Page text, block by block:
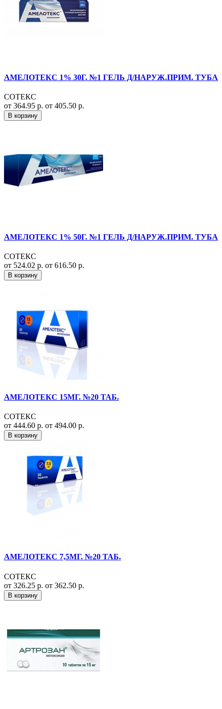
АМЕЛОТЕКС 1% 30Г. №1 ГЕЛЬ Д/НАРУЖ.ПРИМ. ТУБА
СОТЕКС
от 364.95 р. от 405.50 р.
В корзину
АМЕЛОТЕКС 1% 50Г. №1 ГЕЛЬ Д/НАРУЖ.ПРИМ. ТУБА
СОТЕКС
от 524.02 р. от 616.50 р.
В корзину
АМЕЛОТЕКС 15МГ. №20 ТАБ.
СОТЕКС
от 444.60 р. от 494.00 р.
В корзину
АМЕЛОТЕКС 7,5МГ. №20 ТАБ.
СОТЕКС
от 326.25 р. от 362.50 р.
В корзину